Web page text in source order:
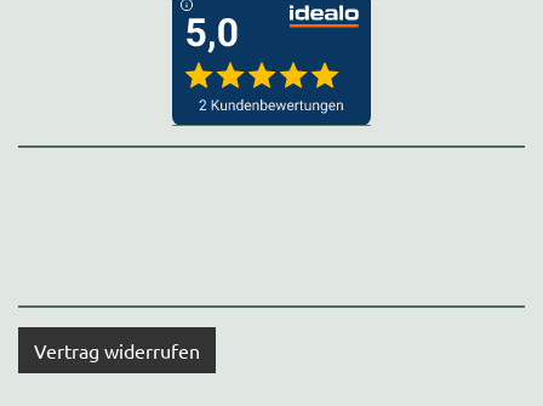
Vertrag widerrufen